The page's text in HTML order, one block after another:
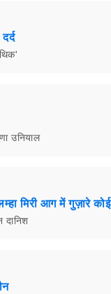
उनियाल
मिरी आग में गुज़ारे कोई
दानिश